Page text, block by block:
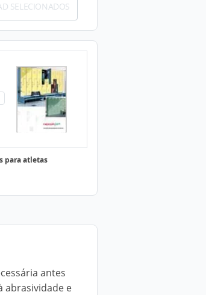
SELECIONADOS
para atletas
antes
abrasividade e